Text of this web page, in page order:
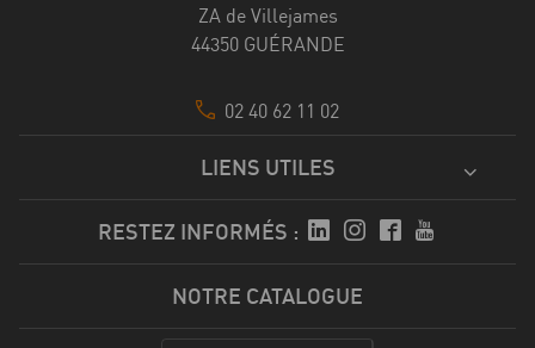
ZA de Villejames
44350 GUÉRANDE
02 40 62 11 02
LIENS UTILES
RESTEZ INFORMÉS :
NOTRE CATALOGUE